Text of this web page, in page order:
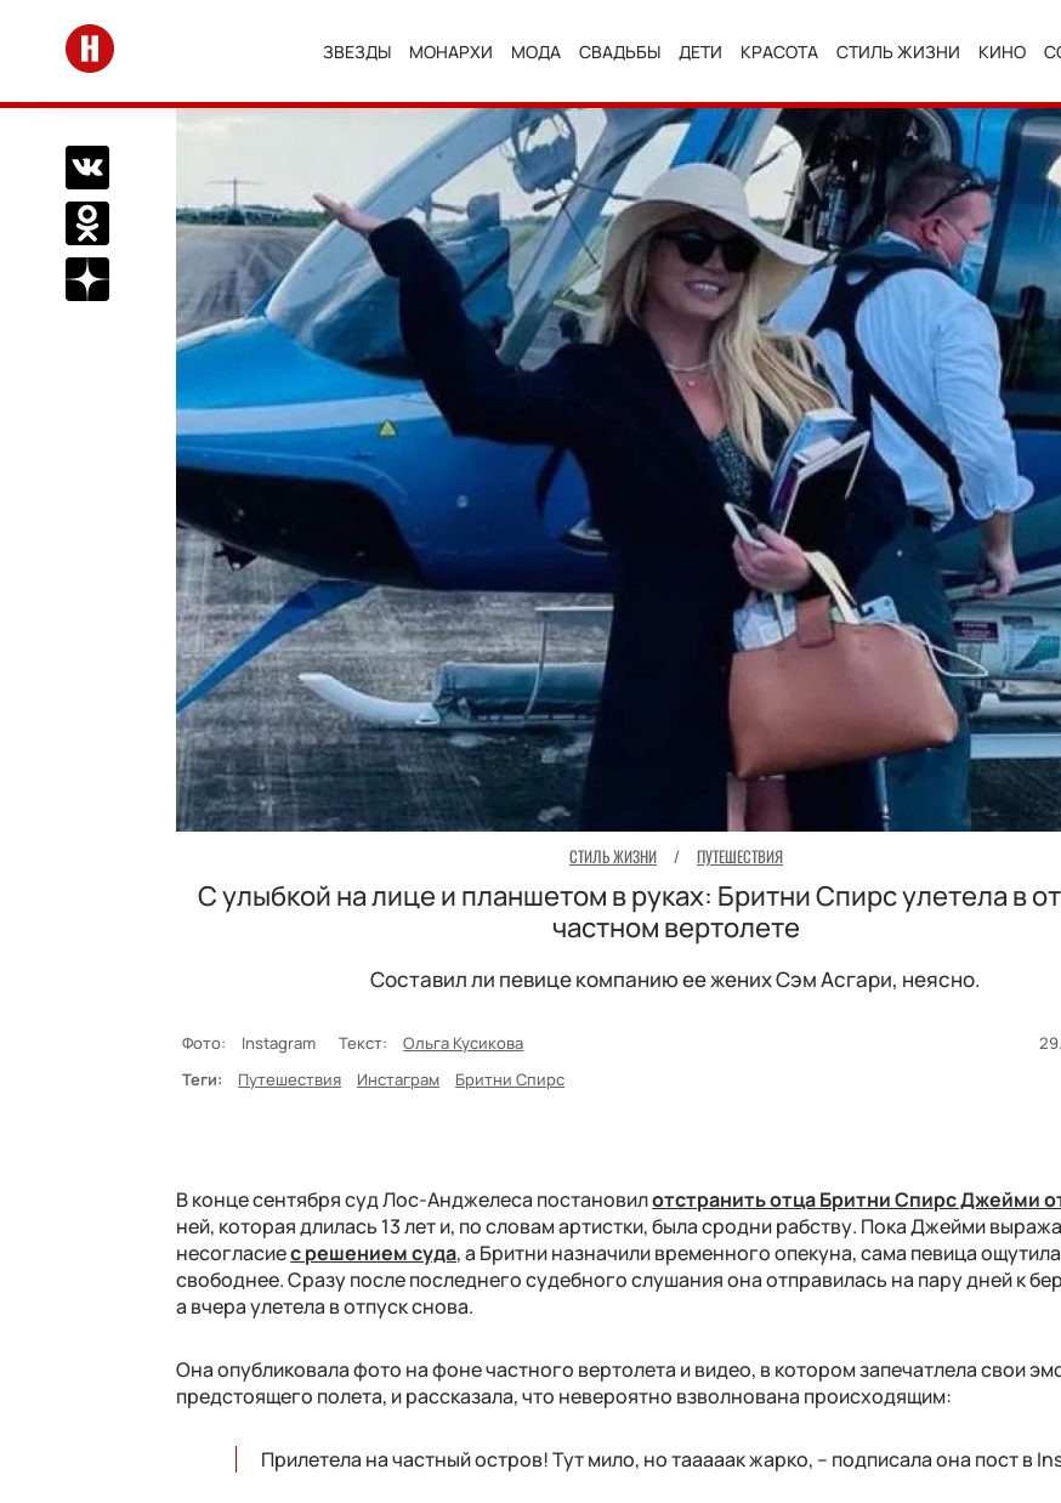
Перейти на главную
ЗВЕЗДЫ МОНАРХИ МОДА СВАДЬБЫ ДЕТИ КРАСОТА СТИЛЬ ЖИЗНИ КИНО
Поделиться Вконтакте
Поделиться в Одноклассниках
Подписаться на нас в Дзен
СТИЛЬ ЖИЗНИ / ПУТЕШЕСТВИЯ
С улыбкой на лице и планшетом в руках: Бритни Спирс улетела в
частном вертолете
Составил ли певице компанию ее жених Сэм Асгари, неясно.
Фото: Instagram Текст: Ольга Кусикова
Теги:
Путешествия Инстаграм Бритни Спирс
В конце сентябрясуд Лос-Анджелеса постановилотстранить отца Бритни Спирс Джейми
ней, которая длилась 13 лет и, по словам артистки, была сродни рабству. Пока Джейми
несогласиес решением суда, а Бритни назначили временного опекуна, сама певица
свободнее. Сразу после последнего судебного слушания она отправилась на пару дней к
а вчера улетела в отпуск снова.
Она опубликовала фото на фоне частного вертолета и видео, в котором запечатлела свои
предстоящего полета, и рассказала, что невероятно взволнована происходящим:
Прилетела на частный остров! Тут мило, но тааааак жарко, – подписала она пост в